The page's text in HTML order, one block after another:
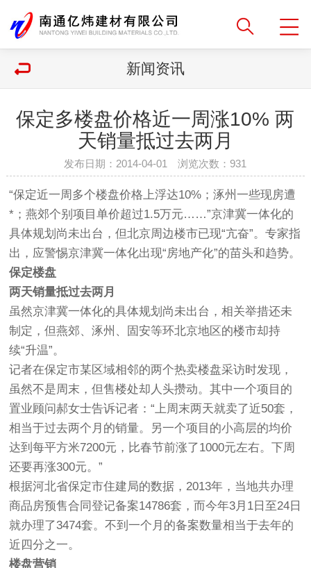
新闻资讯
保定多楼盘价格近一周涨10% 两
天销量抵过去两月
发布日期：2014-04-01 浏览次数： 931
“保定近一周多个楼盘价格上浮达10%；涿州一些现房遭
*；燕郊个别项目单价超过1.5万元……”京津冀一体化的
具体规划尚未出台，但北京周边楼市已现“亢奋”。专家指
出，应警惕京津冀一体化出现“房地产化”的苗头和趋势。
保定楼盘
两天销量抵过去两月
虽然京津冀一体化的具体规划尚未出台，相关举措还未
制定，但燕郊、涿州、固安等环北京地区的楼市却持
续“升温”。
记者在保定市某区域相邻的两个热卖楼盘采访时发现，
虽然不是周末，但售楼处却人头攒动。其中一个项目的
置业顾问郝女士告诉记者：“上周末两天就卖了近50套，
相当于过去两个月的销量。另一个项目的小高层的均价
达到每平方米7200元，比春节前涨了1000元左右。下周
还要再涨300元。”
根据河北省保定市住建局的数据，2013年，当地共办理
商品房预售合同登记备案14786套，而今年3月1日至24日
就办理了3474套。不到一个月的备案数量相当于去年的
近四分之一。
楼盘营销